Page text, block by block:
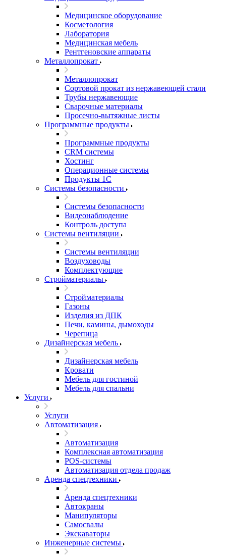
Медицинское оборудование
Косметология
Лаборатория
Медицинская мебель
Рентгеновские аппараты
Металлопрокат
Металлопрокат
Сортовой прокат из нержавеющей стали
Трубы нержавеющие
Сварочные материалы
Просечно-вытяжные листы
Программные продукты
Программные продукты
CRM системы
Хостинг
Операционные системы
Продукты 1С
Системы безопасности
Системы безопасности
Видеонаблюдение
Контроль доступа
Системы вентиляции
Системы вентиляции
Воздуховоды
Комплектующие
Стройматериалы
Стройматериалы
Газоны
Изделия из ДПК
Печи, камины, дымоходы
Черепица
Дизайнерская мебель
Дизайнерская мебель
Кровати
Мебель для гостиной
Мебель для спальни
Услуги
Услуги
Автоматизация
Автоматизация
Комплексная автоматизация
POS-системы
Автоматизация отдела продаж
Аренда спецтехники
Аренда спецтехники
Автокраны
Манипуляторы
Самосвалы
Экскаваторы
Инженерные системы